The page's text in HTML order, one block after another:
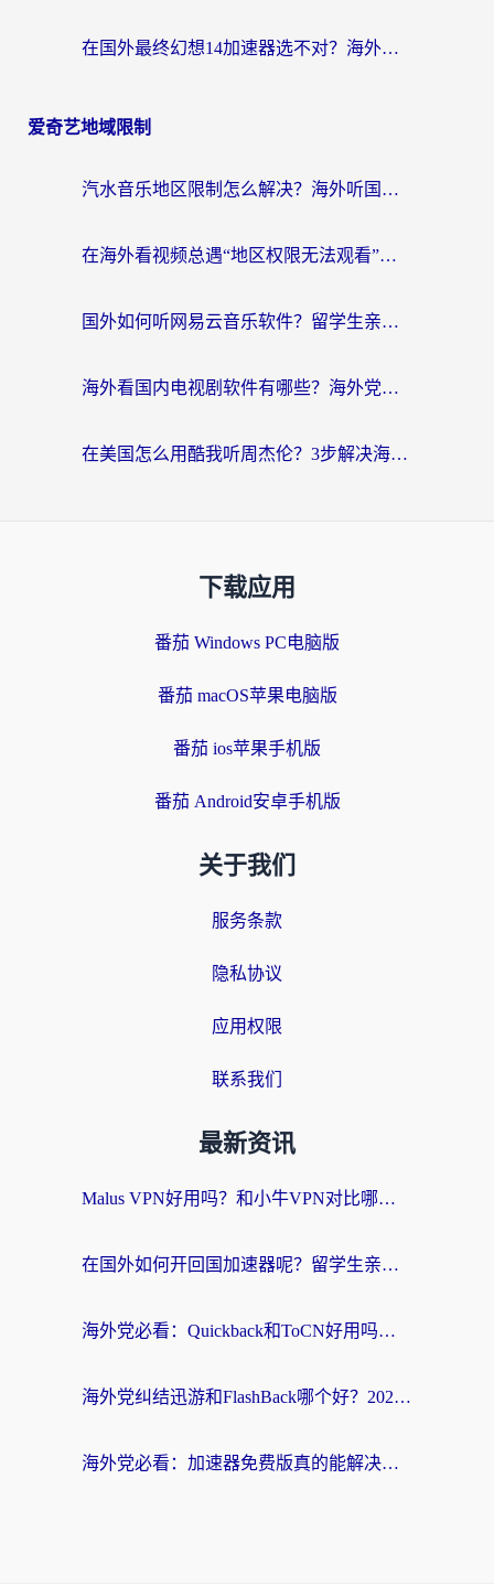
在国外最终幻想14加速器选不对？海外玩家的国服游戏加速避坑指南
爱奇艺地域限制
汽水音乐地区限制怎么解决？海外听国内音乐的实用指南来了
在海外看视频总遇“地区权限无法观看”？这篇攻略帮你轻松解锁国内影视动漫
国外如何听网易云音乐软件？留学生亲测有效的回国加速方案
海外看国内电视剧软件有哪些？海外党专属追剧指南来了
在美国怎么用酷我听周杰伦？3步解决海外听歌地域限制，附QQ音乐网易云通用技巧
下载应用
番茄 Windows PC电脑版
番茄 macOS苹果电脑版
番茄 ios苹果手机版
番茄 Android安卓手机版
关于我们
服务条款
隐私协议
应用权限
联系我们
最新资讯
Malus VPN好用吗？和小牛VPN对比哪个回国效果更好？海外党亲测实用指南
在国外如何开回国加速器呢？留学生亲测的无缝访问国内资源指南
海外党必看：Quickback和ToCN好用吗？3分钟选对回国加速器的实用指南
海外党纠结迅游和FlashBack哪个好？2026实用指南教你选对回国加速器
海外党必看：加速器免费版真的能解决回国访问难题吗？附实用选择指南